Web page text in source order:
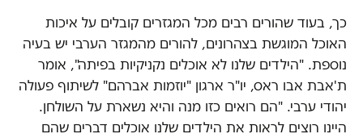
כך, בעוד שהורים רבים מכל המגזרים קובלים על איכות
האוכל המוגשת בצהרונים, להורים מהמגזר הערבי יש בעיה
נוספת. "הילדים שלנו לא אוכלים נקניקיות בפיתה", אומר
ת'אבת אבו ראס, יו"ר ארגון "יוזמות אברהם" לשיתוף פעולה
יהודי ערבי. "הם רואים כזו מנה והיא נשארת על השולחן.
היינו רוצים לראות את הילדים שלנו אוכלים דברים שהם